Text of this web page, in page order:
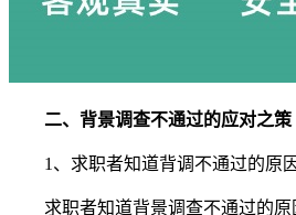
二、背景调查不通过的应对之策
1、求职者知道背调不通过的原因
求职者知道背景调查不通过的原